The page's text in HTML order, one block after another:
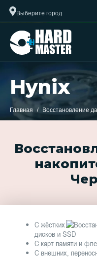
Выберите город
Hynix
Главная Восстановление
С жёстких
дисков и SSD
С карт памяти и
С внешних,